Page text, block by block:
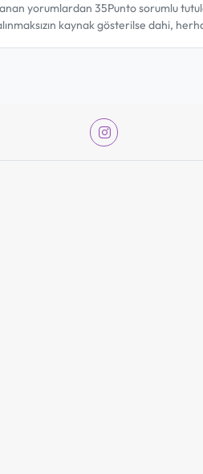
yorumlardan 35Punto sorumlu
kaynak gösterilse dahi,